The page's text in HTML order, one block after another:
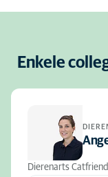
Enkele
Dierenarts